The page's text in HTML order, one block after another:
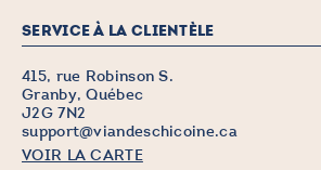
SERVICE À LA CLIENTÈLE
415, rue Robinson S.
Granby, Québec
J2G 7N2
support@viandeschicoine.ca
VOIR LA CARTE